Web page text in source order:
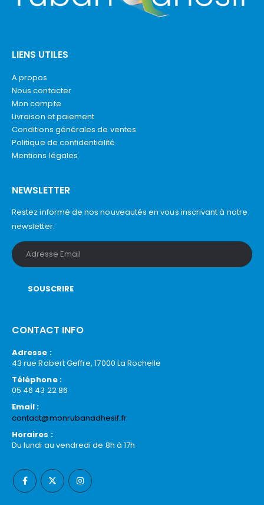
LIENS UTILES
A propos
Nous contacter
Mon compte
Livraison et paiement
Conditions générales de ventes
Politique de confidentialité
Mentions légales
NEWSLETTER
Restez informé de nos nouveautés en vous inscrivant à notre
newsletter.
CONTACT INFO
Adresse :
43 rue Robert Geffre, 17000 La Rochelle
Téléphone :
05 46 43 22 86
Email :
contact@monrubanadhesif.fr
Horaires :
Du lundi au vendredi de 8h à 17h